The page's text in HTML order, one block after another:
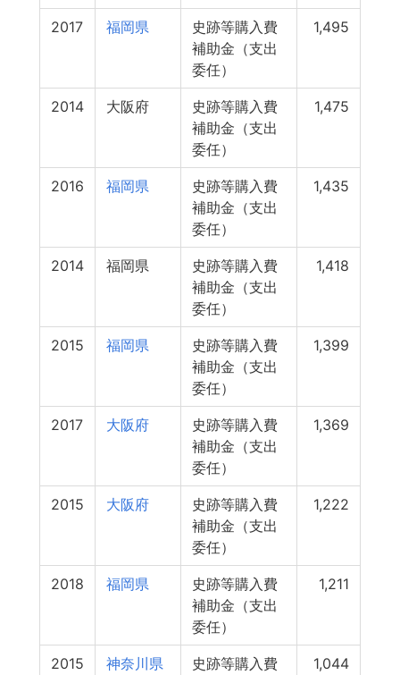
2017 福岡県
史跡等購入費
補助金（支出
委任）
1,495
2014 大阪府
史跡等購入費
補助金（支出
委任）
1,475
2016 福岡県
史跡等購入費
補助金（支出
委任）
1,435
2014 福岡県
史跡等購入費
補助金（支出
委任）
1,418
2015 福岡県
史跡等購入費
補助金（支出
委任）
1,399
2017 大阪府
史跡等購入費
補助金（支出
委任）
1,369
2015 大阪府
史跡等購入費
補助金（支出
委任）
1,222
2018 福岡県
史跡等購入費
補助金（支出
委任）
1,211
2015 神奈川県
史跡等購入費
1,044